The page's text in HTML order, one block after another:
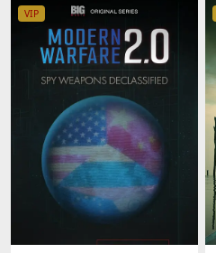
VIP